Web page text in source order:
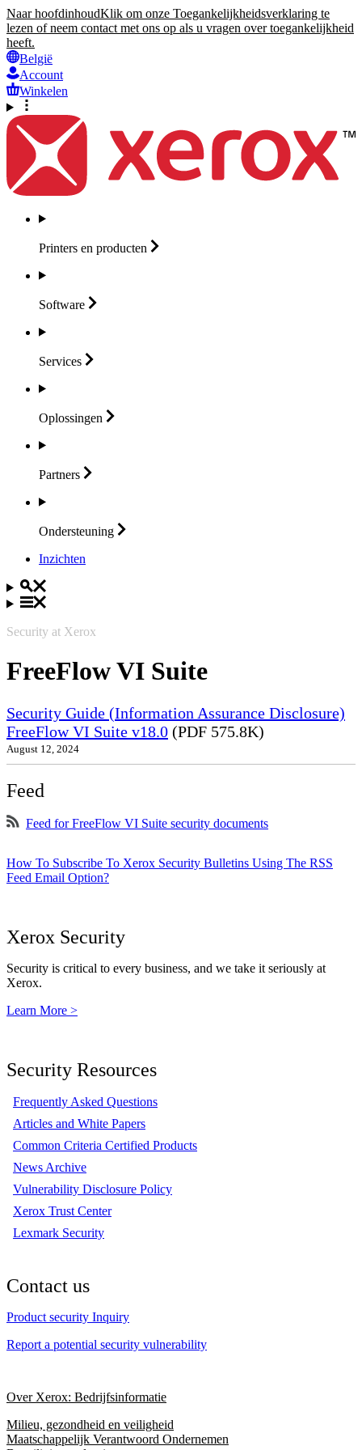
Naar hoofdinhoudKlik om onze Toegankelijkheidsverklaring te
lezen of neem contact met ons op als u vragen over toegankelijkheid
heeft.
België
Account
Winkelen
Printers en producten
Software
Services
Oplossingen
Partners
Ondersteuning
Inzichten
Security at Xerox
FreeFlow VI Suite
Security Guide (Information Assurance Disclosure)
FreeFlow VI Suite v18.0 (PDF 575.8K)
August 12, 2024
Feed
Feed for FreeFlow VI Suite security documents
How To Subscribe To Xerox Security Bulletins Using The RSS
Feed Email Option?
Xerox Security
Security is critical to every business, and we take it seriously at
Xerox.
Learn More >
Security Resources
Frequently Asked Questions
Articles and White Papers
Common Criteria Certified Products
News Archive
Vulnerability Disclosure Policy
Xerox Trust Center
Lexmark Security
Contact us
Product security Inquiry
Report a potential security vulnerability
Over Xerox: Bedrijfsinformatie
Milieu, gezondheid en veiligheid
Maatschappelijk Verantwoord Ondernemen